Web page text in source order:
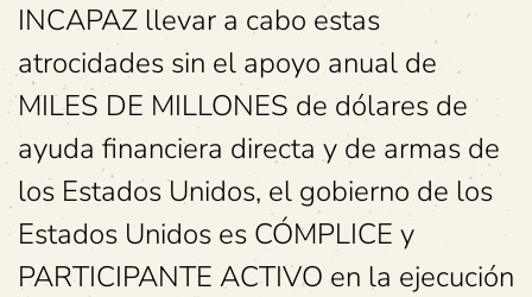
INCAPAZ llevar a cabo estas
atrocidades sin el apoyo anual de
MILES DE MILLONES de dólares de
ayuda financiera directa y de armas de
los Estados Unidos, el gobierno de los
Estados Unidos es CÓMPLICE y
PARTICIPANTE ACTIVO en la ejecución